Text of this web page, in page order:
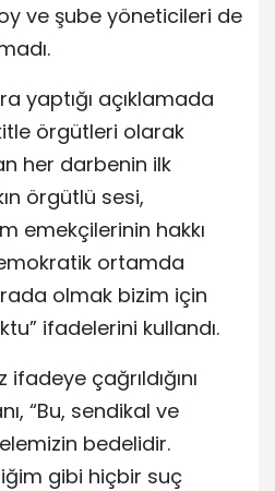
ve şube yöneticileri de
yaptığı açıklamada
örgütleri olarak
her darbenin ilk
örgütlü sesi,
emekçilerinin hakkı
ortamda
olmak bizim için
ifadelerini kullandı.
ifadeye çağrıldığını
“Bu, sendikal ve
bedelidir.
gibi hiçbir suç